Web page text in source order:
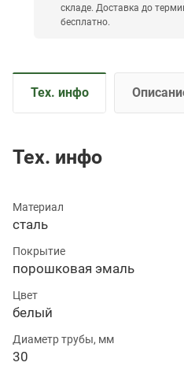
складе. Доставка до
бесплатно.
Тех. инфо
Тех. инфо
Материал
сталь
Покрытие
порошковая эмаль
Цвет
белый
Диаметр трубы, мм
30